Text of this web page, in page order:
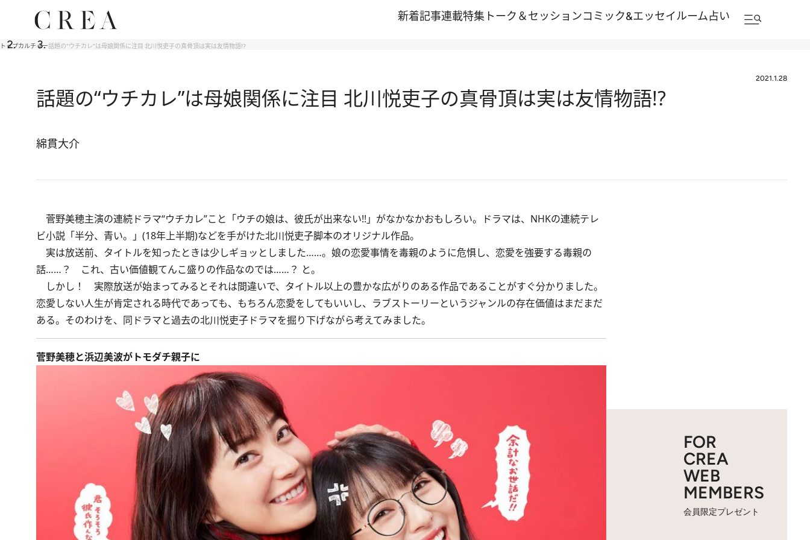
新着記事連載特集 トーク＆セッションコミック&エッセイルーム占い
トップカルチャー話題の“ウチカレ”は母娘関係に注目 北川悦吏子の真骨頂は実は友情物語!?
2021.1.28
話題の“ウチカレ”は母娘関係に注目 北川悦吏子の真骨頂は実は友情物語!?
綿貫大介
菅野美穂主演の連続ドラマ“ウチカレ”こと「ウチの娘は、彼氏が出来ない!!」がなかなかおもしろい。ドラマは、NHKの連続テレ
ビ小説「半分、青い。」(18年上半期)などを手がけた北川悦吏子脚本のオリジナル作品。
実は放送前、タイトルを知ったときは少しギョッとしました……。娘の恋愛事情を毒親のように危惧し、恋愛を強要する毒親の
話……？ これ、古い価値観てんこ盛りの作品なのでは……？ と。
しかし！ 実際放送が始まってみるとそれは間違いで、タイトル以上の豊かな広がりのある作品であることがすぐ分かりました。
恋愛しない人生が肯定される時代であっても、もちろん恋愛をしてもいいし、ラブストーリーというジャンルの存在価値はまだまだ
ある。そのわけを、同ドラマと過去の北川悦吏子ドラマを掘り下げながら考えてみました。
菅野美穂と浜辺美波がトモダチ親子に
FOR
CREA
WEB
MEMBERS
会員限定プレゼント